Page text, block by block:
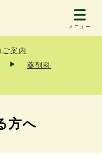
メニュー
案内
薬剤科
方へ